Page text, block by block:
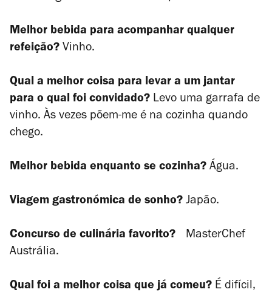
Melhor bebida para acompanhar qualquer
refeição? Vinho.
Qual a melhor coisa para levar a um jantar
para o qual foi convidado? Levo uma garrafa de
vinho. Às vezes põem-me é na cozinha quando
chego.
Melhor bebida enquanto se cozinha? Água.
Viagem gastronómica de sonho? Japão.
Concurso de culinária favorito?
MasterChef
Austrália.
Qual foi a melhor coisa que já comeu? É difícil,